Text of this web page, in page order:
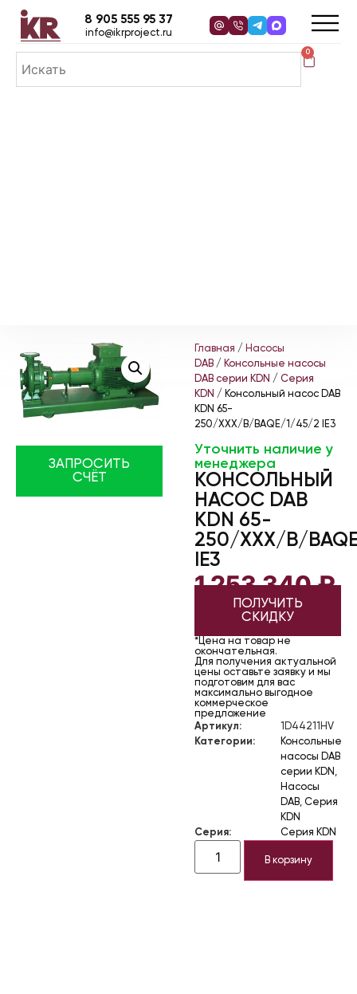
0
8 905 555 95 37
info@ikrproject.ru
ЗАПРОСИТЬ
СЧЁТ
Главная / Насосы
DAB / Консольные насосы
DAB серии KDN / Серия
KDN / Консольный насос DAB
KDN 65-
250/XXX/B/BAQE/1/45/2 IE3
Уточнить наличие у
менеджера
КОНСОЛЬНЫЙ
НАСОС DAB
KDN 65-
250/XXX/B/
IE3
1 253 340₽
ПОЛУЧИТЬ
СКИДКУ
*Цена на товар не
окончательная.
Для получения актуальной
цены оставьте заявку и мы
подготовим для вас
максимально выгодное
коммерческое
предложение
Артикул:
1D44211HV
Категории:
Консольные
насосы DAB
серии KDN ,
Насосы
DAB, Серия
KDN
Серия:
Серия KDN
В корзину